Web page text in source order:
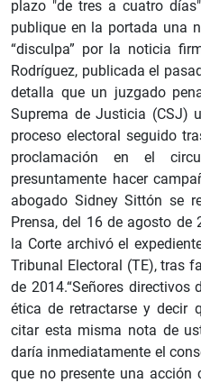
plazo "de tres a cuatro
publique en la portada una
“disculpa” por la noticia
Rodríguez, publicada el
detalla que un juzgado
Suprema de Justicia (CSJ)
proceso electoral seguido
proclamación en el
presuntamente hacer
abogado Sidney Sittón se
Prensa, del 16 de agosto
la Corte archivó el
Tribunal Electoral (TE), tras
de 2014.“Señores
ética de retractarse y decir
citar esta misma nota de
daría inmediatamente el
que no presente una